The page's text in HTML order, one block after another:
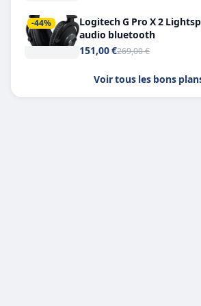
-44%
Logitech G Pro X 2
audio bluetooth
151,00 €269,00 €
Voir tous les bons